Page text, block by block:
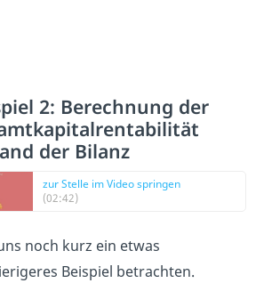
2: Berechnung der
der Bilanz
zur Stelle im Video springen
(02:42)
noch kurz ein etwas
Beispiel betrachten.